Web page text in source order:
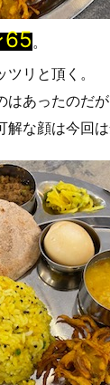
65。
リと頂く。
あったのだが
解な顔は今回は